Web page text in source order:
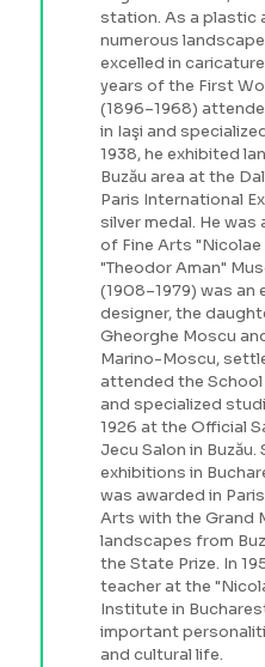
station. As a plastic
numerous
excelled in
years of the First
(1896–1968)
in Iaşi and
1938, he exhibited
Buzău area at the
Paris International
silver medal. He
of Fine Arts
"Theodor Aman"
(1908–1979) was an
designer, the
Gheorghe Moscu
Marino-Moscu,
attended the
and specialized
1926 at the Official
Jecu Salon in
exhibitions in
was awarded in
Arts with the Grand
landscapes from
the State Prize. In
teacher at the
Institute in
important
and cultural life.